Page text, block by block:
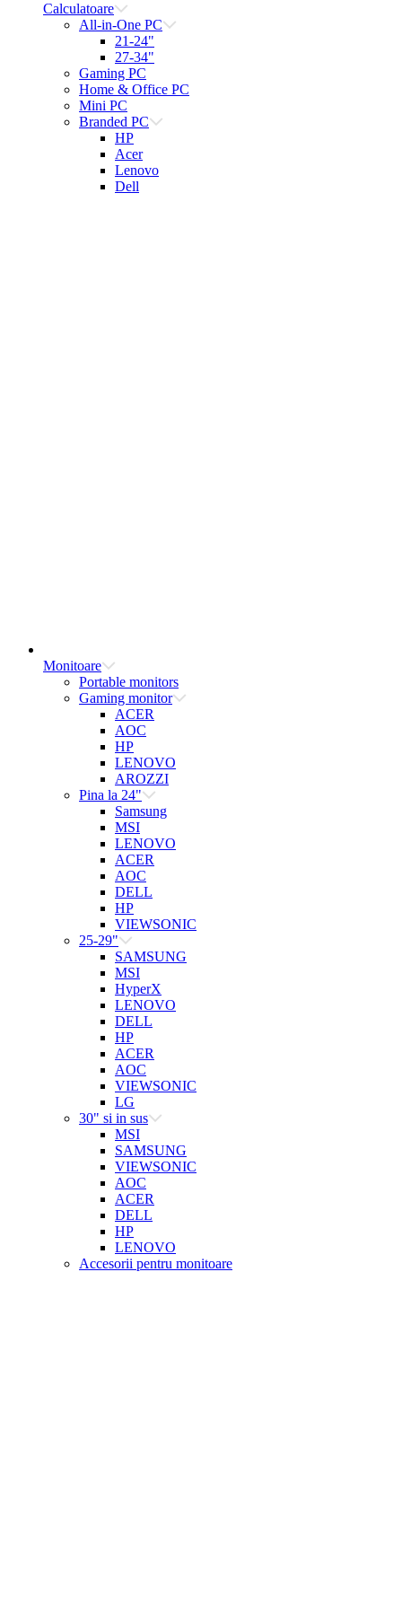
Calculatoare
All-in-One PC
21-24"
27-34"
Gaming PC
Home & Office PC
Mini PC
Branded PC
HP
Acer
Lenovo
Dell
Monitoare
Portable monitors
Gaming monitor
ACER
AOC
HP
LENOVO
AROZZI
Pina la 24"
Samsung
MSI
LENOVO
ACER
AOC
DELL
HP
VIEWSONIC
25-29"
SAMSUNG
MSI
HyperX
LENOVO
DELL
HP
ACER
AOC
VIEWSONIC
LG
30" si in sus
MSI
SAMSUNG
VIEWSONIC
AOC
ACER
DELL
HP
LENOVO
Accesorii pentru monitoare